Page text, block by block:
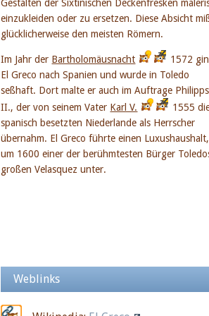
Gestalten der Sixtinischen Deckenfresken
einzukleiden oder zu ersetzen. Diese Absicht
glücklicherweise den meisten Römern.
Im Jahr der Bartholomäusnacht
1572
El Greco nach Spanien und wurde in Toledo
seßhaft. Dort malte er auch im Auftrage Philipps
II., der von seinem Vater Karl V.
1555
spanisch besetzten Niederlande als Herrscher
übernahm. El Greco führte einen
um 1600 einer der berühmtesten Bürger
großen Velasquez unter.
Weblinks